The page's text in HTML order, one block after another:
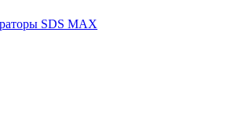
SDS MAX